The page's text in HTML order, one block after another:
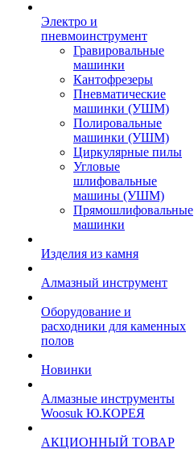
Электро и
пневмоинструмент
Гравировальные
машинки
Кантофрезеры
Пневматические
машинки (УШМ)
Полировальные
машинки (УШМ)
Циркулярные пилы
Угловые
шлифовальные
машины (УШМ)
Прямошлифовальные
машинки
Изделия из камня
Алмазный инструмент
Оборудование и
расходники для каменных
полов
Новинки
Алмазные инструменты
Woosuk Ю.КОРЕЯ
АКЦИОННЫЙ ТОВАР